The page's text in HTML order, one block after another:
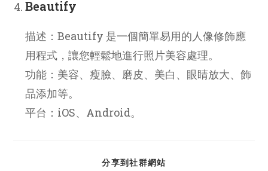
Beautify
描述：Beautify 是一個簡單易用的人像修飾應
用程式，讓您輕鬆地進行照片美容處理。
功能：美容、瘦臉、磨皮、美白、眼睛放大、飾
品添加等。
平台：iOS、Android。
分享到社群網站